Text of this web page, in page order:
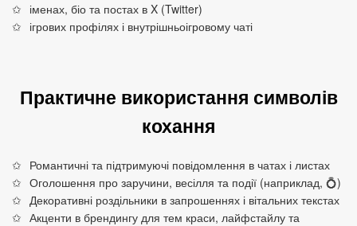
іменах, біо та постах в X (Twitter)
ігрових профілях і внутрішньоігровому чаті
Практичне використання символів
кохання
Романтичні та підтримуючі повідомлення в чатах і листах
Оголошення про заручини, весілля та події (наприклад, 💍)
Декоративні роздільники в запрошеннях і вітальних текстах
Акценти в брендингу для тем краси, лайфстайлу та